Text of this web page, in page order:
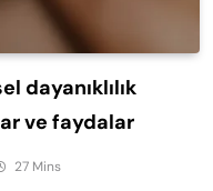
dayanıklılık
ve faydalar
27 Mins